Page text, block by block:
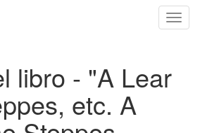
libro - "A Lear
etc. A